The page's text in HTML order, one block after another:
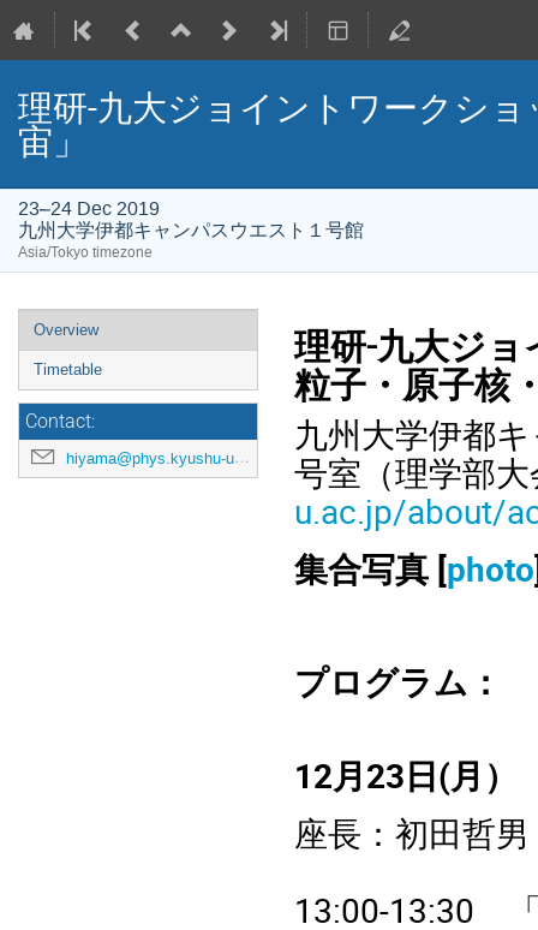
理研-九大ジョイントワークシ
宙」
23–24 Dec 2019
九州大学伊都キャンパスウエスト１号館
Asia/Tokyo timezone
Event
menu
Overview
Timetable
Contact:
hiyama@phys.kyushu-u.ac.jp
理研-九大ジ
粒子・原子核
九州大学伊都
号室（理学部
u.ac.jp/about/
集合写真 [photo
プログラム：
12月23日(月）
座長：初田哲
13:00-13:30